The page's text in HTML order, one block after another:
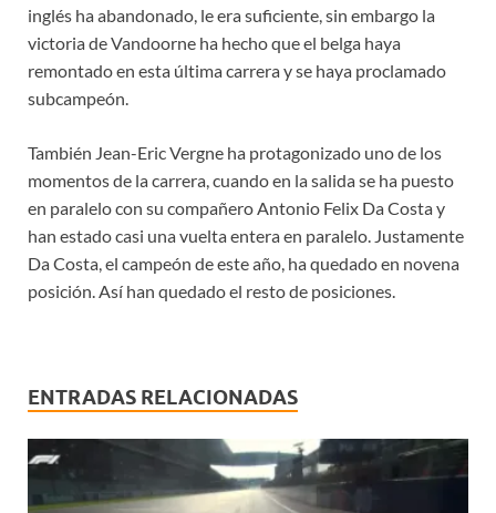
inglés ha abandonado, le era suficiente, sin embargo la
victoria de Vandoorne ha hecho que el belga haya
remontado en esta última carrera y se haya proclamado
subcampeón.
También Jean-Eric Vergne ha protagonizado uno de los
momentos de la carrera, cuando en la salida se ha puesto
en paralelo con su compañero Antonio Felix Da Costa y
han estado casi una vuelta entera en paralelo. Justamente
Da Costa, el campeón de este año, ha quedado en novena
posición. Así han quedado el resto de posiciones.
ENTRADAS RELACIONADAS